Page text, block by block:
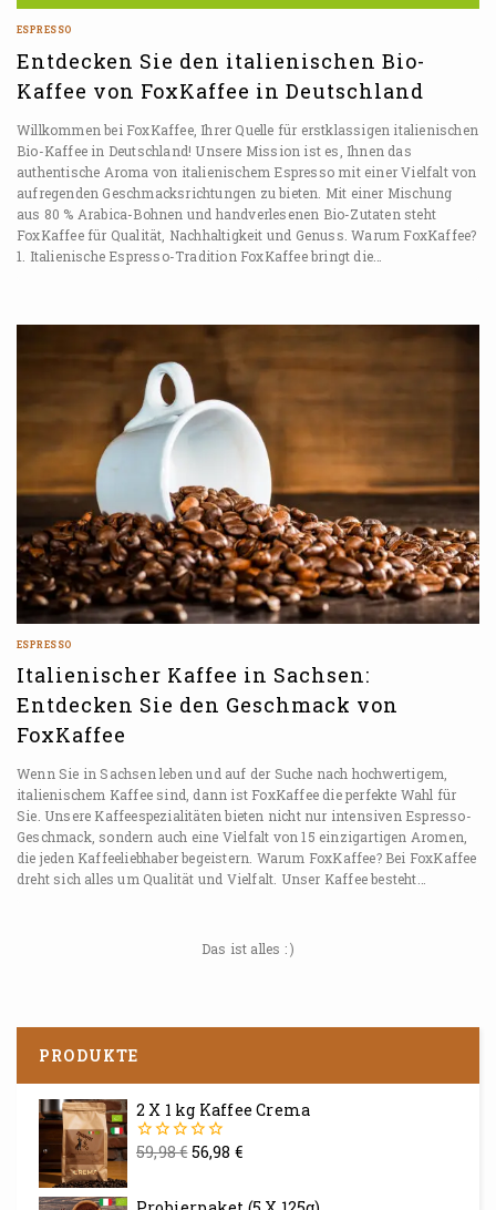
ESPRESSO
Entdecken Sie den italienischen Bio-
Kaffee von FoxKaffee in Deutschland
Willkommen bei FoxKaffee, Ihrer Quelle für erstklassigen italienischen
Bio-Kaffee in Deutschland! Unsere Mission ist es, Ihnen das
authentische Aroma von italienischem Espresso mit einer Vielfalt von
aufregenden Geschmacksrichtungen zu bieten. Mit einer Mischung
aus 80 % Arabica-Bohnen und handverlesenen Bio-Zutaten steht
FoxKaffee für Qualität, Nachhaltigkeit und Genuss. Warum FoxKaffee?
1. Italienische Espresso-Tradition FoxKaffee bringt die…
ESPRESSO
Italienischer Kaffee in Sachsen:
Entdecken Sie den Geschmack von
FoxKaffee
Wenn Sie in Sachsen leben und auf der Suche nach hochwertigem,
italienischem Kaffee sind, dann ist FoxKaffee die perfekte Wahl für
Sie. Unsere Kaffeespezialitäten bieten nicht nur intensiven Espresso-
Geschmack, sondern auch eine Vielfalt von 15 einzigartigen Aromen,
die jeden Kaffeeliebhaber begeistern. Warum FoxKaffee? Bei FoxKaffee
dreht sich alles um Qualität und Vielfalt. Unser Kaffee besteht…
Das ist alles : )
PRODUKTE
2 X 1 kg Kaffee Crema
0
59,98€56,98 €